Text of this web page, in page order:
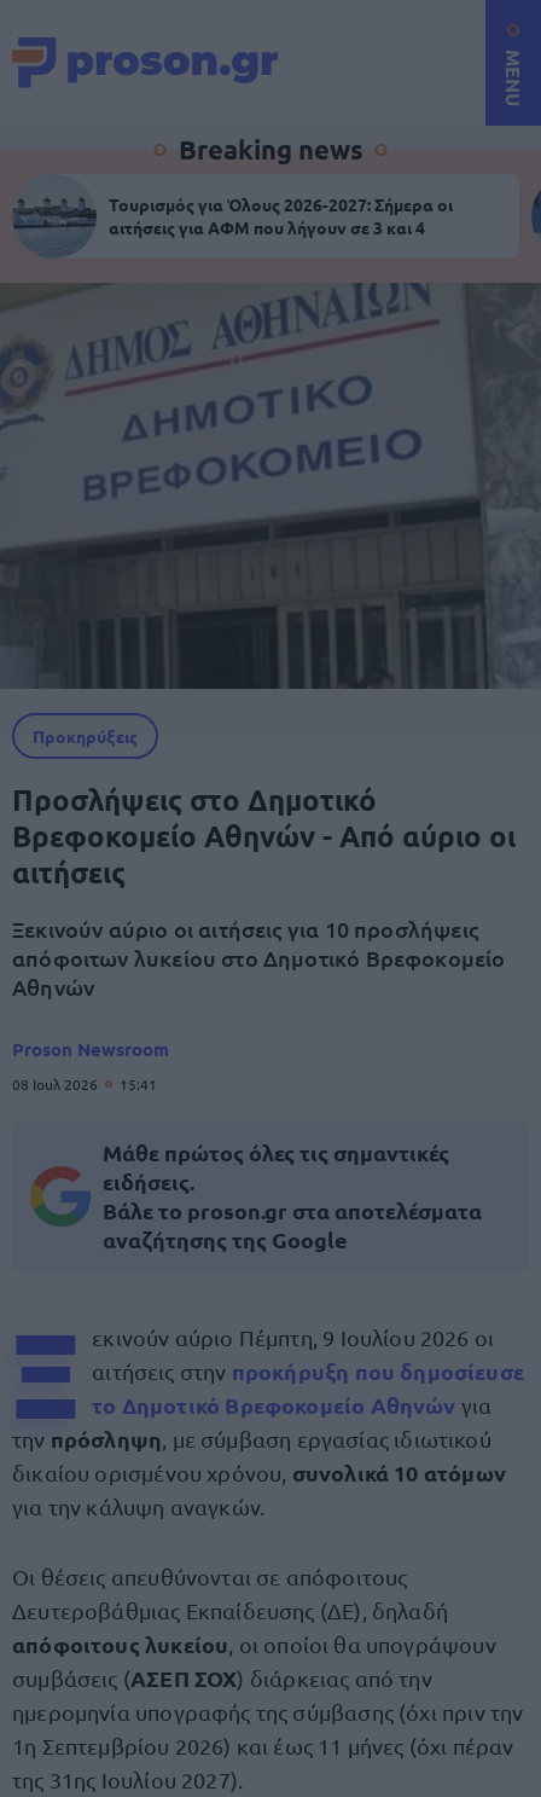
MENU
Breaking news
Τουρισμός για Όλους 2026-2027: Σήμερα οι
αιτήσεις για ΑΦΜ που λήγουν σε 3 και 4
Προκηρύξεις
Προσλήψεις στο Δημοτικό
Βρεφοκομείο Αθηνών - Από αύριο οι
αιτήσεις
Ξεκινούν αύριο οι αιτήσεις για 10 προσλήψεις
απόφοιτων λυκείου στο Δημοτικό Βρεφοκομείο
Αθηνών
Proson Newsroom
08 Ιουλ 2026 15:41
Μάθε πρώτος όλες τις σημαντικές
ειδήσεις.
Βάλε το proson.gr στα αποτελέσματα
αναζήτησης της Google
Ξ
εκινούν αύριο Πέμπτη, 9 Ιουλίου 2026 οι
αιτήσεις στην προκήρυξη που δημοσίευσε
το Δημοτικό Βρεφοκομείο Αθηνών για
την πρόσληψη , με σύμβαση εργασίας ιδιωτικού
δικαίου ορισμένου χρόνου, συνολικά 10 ατόμων
για την κάλυψη αναγκών.
Οι θέσεις απευθύνονται σε απόφοιτους
Δευτεροβάθμιας Εκπαίδευσης (ΔΕ), δηλαδή
απόφοιτους λυκείου , οι οποίοι θα υπογράψουν
συμβάσεις (ΑΣΕΠ ΣΟΧ) διάρκειας από την
ημερομηνία υπογραφής της σύμβασης (όχι πριν την
1η Σεπτεμβρίου 2026) και έως 11 μήνες (όχι πέραν
της 31ης Ιουλίου 2027).